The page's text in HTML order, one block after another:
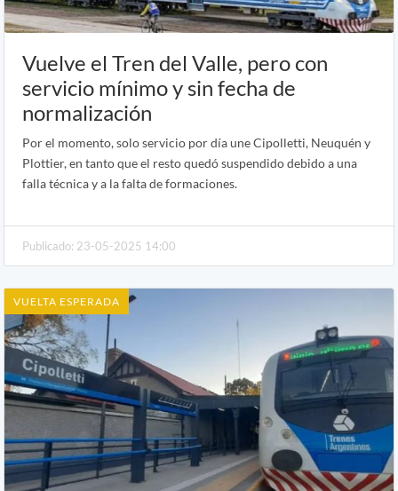
Vuelve el Tren del Valle, pero con
servicio mínimo y sin fecha de
normalización
Por el momento, solo servicio por día une Cipolletti, Neuquén y
Plottier, en tanto que el resto quedó suspendido debido a una
falla técnica y a la falta de formaciones.
Publicado: 23-05-2025 14:00
VUELTA ESPERADA